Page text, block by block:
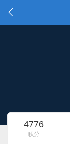
4776
积分